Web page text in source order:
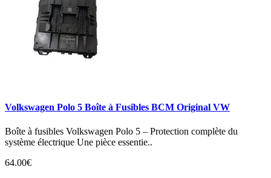
Volkswagen Polo 5 Boîte à Fusibles BCM Original VW
Boîte à fusibles Volkswagen Polo 5 – Protection complète du
système électrique Une pièce essentie..
64.00€